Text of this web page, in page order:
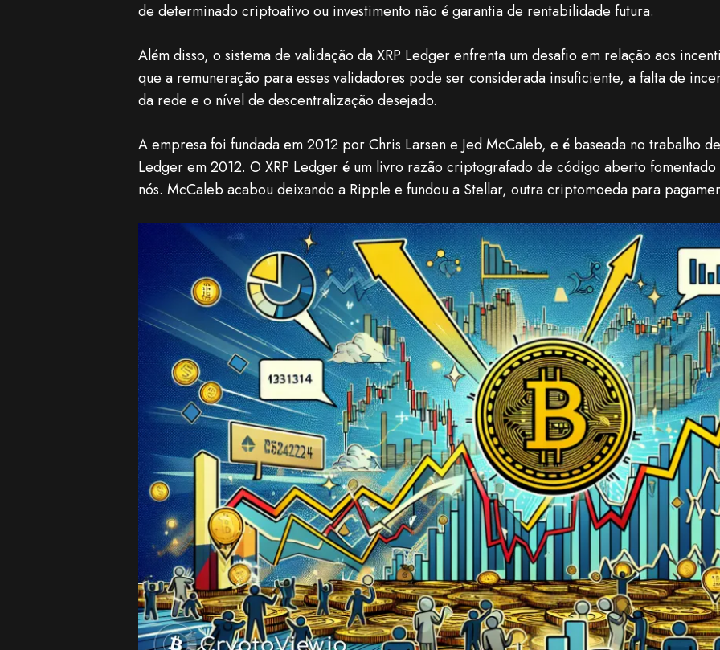
de determinado criptoativo ou investimento não é garantia de rentabilidade futura.
Além disso, o sistema de validação da XRP Ledger enfrenta um desafio em relação aos
que a remuneração para esses validadores pode ser considerada insuficiente, a falta de
da rede e o nível de descentralização desejado.
A empresa foi fundada em 2012 por Chris Larsen e Jed McCaleb, e é baseada no trabalho
Ledger em 2012. O XRP Ledger é um livro razão criptografado de código aberto
nós. McCaleb acabou deixando a Ripple e fundou a Stellar, outra criptomoeda para